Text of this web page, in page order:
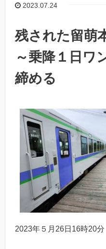
2023.07.24
残された留萌
～乗降１日ワ
締める
2023年５月26日16時20分